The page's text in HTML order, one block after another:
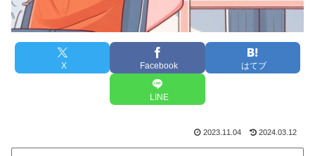
X Facebook はてブ
LINE
2023.11.04 2024.03.12